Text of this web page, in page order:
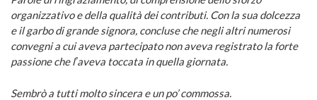
organizzativo e della qualità dei contributi. Con la sua dolcezza
e il garbo di grande signora, concluse che negli altri numerosi
convegni a cui aveva partecipato non aveva registrato la forte
passione che lʼaveva toccata in quella giornata.
Sembrò a tutti molto sincera e un po’ commossa.